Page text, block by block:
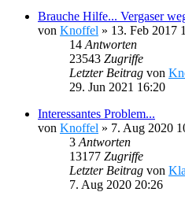
Brauche Hilfe... Vergaser
von Knoffel » 13. Feb 2017
14 Antworten
23543 Zugriffe
Letzter Beitrag von
29. Jun 2021 16:20
Interessantes Problem...
von Knoffel » 7. Aug 2020
3 Antworten
13177 Zugriffe
Letzter Beitrag von
7. Aug 2020 20:26